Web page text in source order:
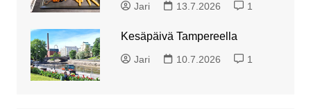
Jari 13.7.2026 1
Kesäpäivä Tampereella
Jari 10.7.2026 1